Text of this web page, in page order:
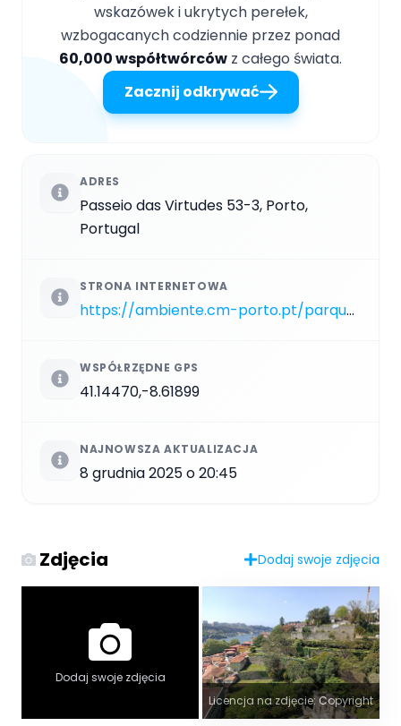
wskazówek i ukrytych perełek,
wzbogacanych codziennie przez ponad
60,000 współtwórców z całego świata.
Zacznij odkrywać
ADRES
Passeio das Virtudes 53-3, Porto,
Portugal
STRONA INTERNETOWA
https://ambiente.cm-porto.pt/parques-e-jardins/parque-das-virtudes
WSPÓŁRZĘDNE GPS
41.14470,-8.61899
NAJNOWSZA AKTUALIZACJA
8 grudnia 2025 o 20:45
Zdjęcia Dodaj swoje zdjęcia
Dodaj swoje zdjęcia
Licencja na zdjęcie: Copyright